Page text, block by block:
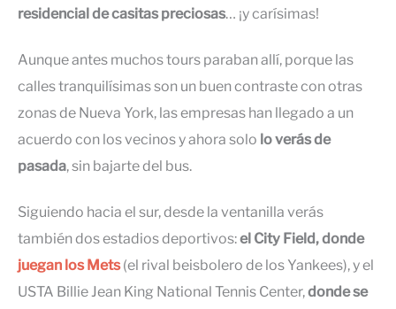
residencial decasitas preciosas… ¡y carísimas!
Aunque antes muchos tours paraban allí, porque las
calles tranquilísimas son un buen contraste con otras
zonas de Nueva York, las empresas han llegado a un
acuerdo con los vecinos y ahora solo lo verás de
pasada, sin bajarte del bus.
Siguiendo hacia el sur, desde la ventanilla verás
también dos estadios deportivos:el City Field, donde
juegan los Mets(el rival beisbolero de los Yankees), y el
USTA Billie Jean King National Tennis Center,donde se